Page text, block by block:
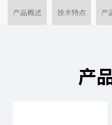
产品概述 技术特点 产
产